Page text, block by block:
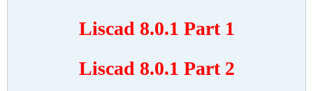
Liscad 8.0.1 Part 1
Liscad 8.0.1 Part 2